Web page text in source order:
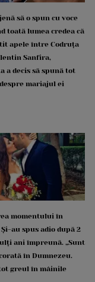
să o spun cu voce
toată lumea credea că
apele între Codruța
Sanfira,
a decis să spună tot
mariajul ei
momentului în
au spus adio după 2
ani împreună. „Sunt
în Dumnezeu.
greul în mâinile